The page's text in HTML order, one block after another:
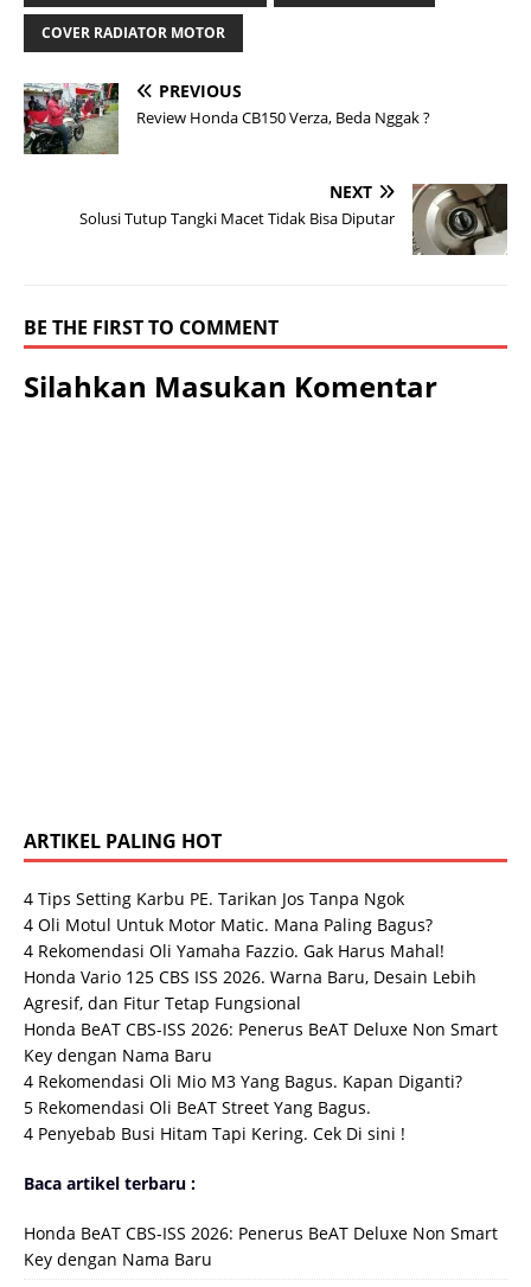
COVER RADIATOR MOTOR
PREVIOUS
Review Honda CB150 Verza, Beda Nggak ?
NEXT
Solusi Tutup Tangki Macet Tidak Bisa Diputar
BE THE FIRST TO COMMENT
Silahkan Masukan Komentar
ARTIKEL PALING HOT
4 Tips Setting Karbu PE. Tarikan Jos Tanpa Ngok
4 Oli Motul Untuk Motor Matic. Mana Paling Bagus?
4 Rekomendasi Oli Yamaha Fazzio. Gak Harus Mahal!
Honda Vario 125 CBS ISS 2026. Warna Baru, Desain Lebih
Agresif, dan Fitur Tetap Fungsional
Honda BeAT CBS-ISS 2026: Penerus BeAT Deluxe Non Smart
Key dengan Nama Baru
4 Rekomendasi Oli Mio M3 Yang Bagus. Kapan Diganti?
5 Rekomendasi Oli BeAT Street Yang Bagus.
4 Pеnуеbаb Buѕі Hіtаm Tapi Kering. Cek Di sini !
Baca artikel terbaru :
Honda BeAT CBS-ISS 2026: Penerus BeAT Deluxe Non Smart
Key dengan Nama Baru